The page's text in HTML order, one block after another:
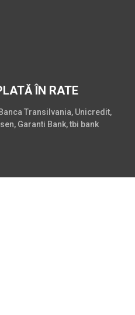
ÎN RATE
Transilvania, Unicredit,
Garanti Bank, tbi bank